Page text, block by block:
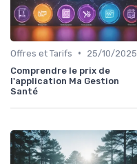
Offres et Tarifs •
25/10/2025
Comprendre le prix de
l'application Ma Gestion
Santé